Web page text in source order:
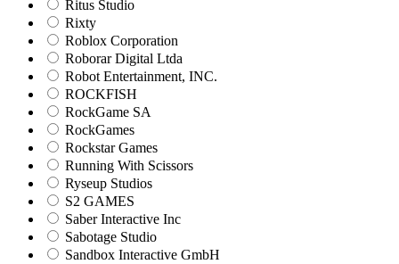
Ritus Studio
Rixty
Roblox Corporation
Roborar Digital Ltda
Robot Entertainment, INC.
ROCKFISH
RockGame SA
RockGames
Rockstar Games
Running With Scissors
Ryseup Studios
S2 GAMES
Saber Interactive Inc
Sabotage Studio
Sandbox Interactive GmbH